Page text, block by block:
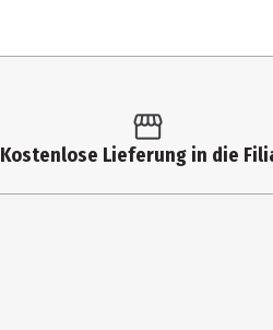
Kostenlose Lieferung in die